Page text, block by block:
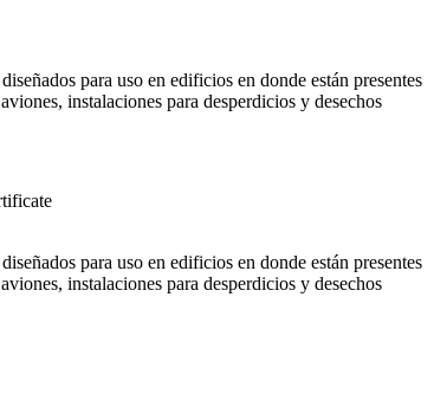
para uso en edificios en donde están presentes
instalaciones para desperdicios y desechos
para uso en edificios en donde están presentes
instalaciones para desperdicios y desechos